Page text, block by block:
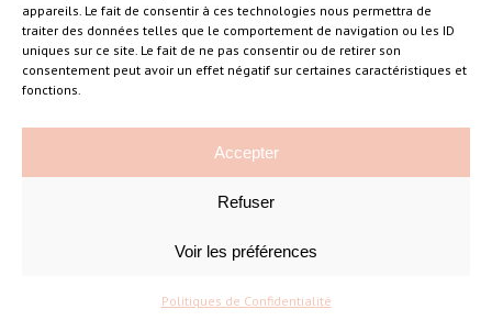
appareils. Le fait de consentir à ces technologies nous permettra de
traiter des données telles que le comportement de navigation ou les ID
uniques sur ce site. Le fait de ne pas consentir ou de retirer son
consentement peut avoir un effet négatif sur certaines caractéristiques et
fonctions.
Accepter
Refuser
Voir les préférences
Politiques de Confidentialité
Amélie Cousineau Photographe
©Amelie Cousineau Photographe